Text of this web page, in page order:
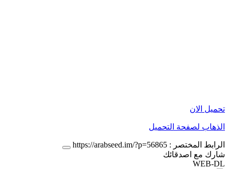
تحميل الان
الذهاب لصفحة التحميل
الرابط المختصر : https://arabseed.im/?p=56865
شارك مع اصدقائك
WEB-DL